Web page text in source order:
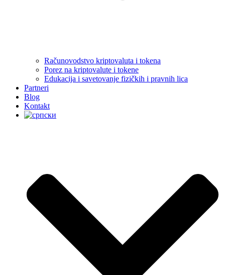
Računovodstvo kriptovaluta i tokena
Porez na kriptovalute i tokene
Edukacija i savetovanje fizičkih i pravnih lica
Partneri
Blog
Kontakt